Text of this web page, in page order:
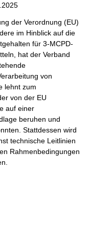
der Verordnung (EU)
im Hinblick auf die
für 3-MCPD-
hat der Verband
von
lehnt zum
von der EU
auf einer
beruhen und
Stattdessen wird
technische Leitlinien
Rahmenbedingungen